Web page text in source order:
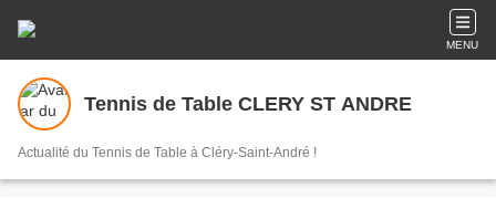
MENU
Tennis de Table CLERY ST ANDRE
Actualité du Tennis de Table à Cléry-Saint-André !